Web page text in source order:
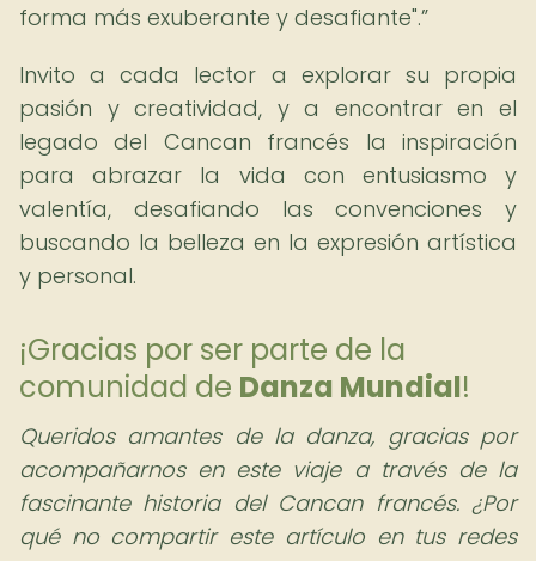
forma más exuberante y desafiante".
Invito a cada lector a explorar su propia
pasión y creatividad, y a encontrar en el
legado del Cancan francés la inspiración
para abrazar la vida con entusiasmo y
valentía, desafiando las convenciones y
buscando la belleza en la expresión artística
y personal.
¡Gracias por ser parte de la
comunidad de Danza Mundial!
Queridos amantes de la danza, gracias por
acompañarnos en este viaje a través de la
fascinante historia del Cancan francés. ¿Por
qué no compartir este artículo en tus redes